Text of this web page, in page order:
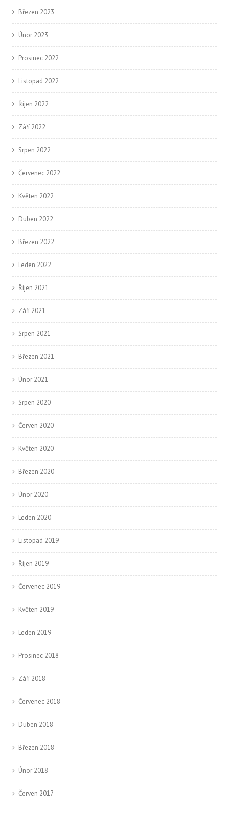
Březen 2023
Únor 2023
Prosinec 2022
Listopad 2022
Říjen 2022
Září 2022
Srpen 2022
Červenec 2022
Květen 2022
Duben 2022
Březen 2022
Leden 2022
Říjen 2021
Září 2021
Srpen 2021
Březen 2021
Únor 2021
Srpen 2020
Červen 2020
Květen 2020
Březen 2020
Únor 2020
Leden 2020
Listopad 2019
Říjen 2019
Červenec 2019
Květen 2019
Leden 2019
Prosinec 2018
Září 2018
Červenec 2018
Duben 2018
Březen 2018
Únor 2018
Červen 2017